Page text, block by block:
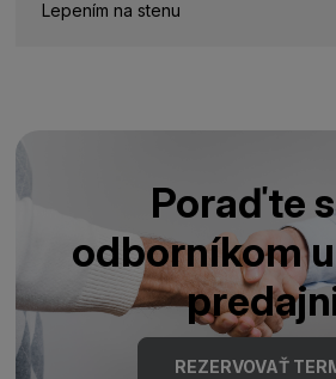
Lepením na stenu
Poraďte
odborníkom
REZERVOVAŤ